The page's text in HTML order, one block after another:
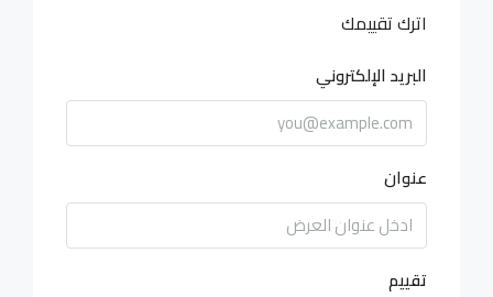
اترك تقييمك
البريد الإلكتروني
عنوان
تقييم